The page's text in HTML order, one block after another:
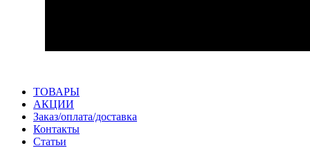
ТОВАРЫ
АКЦИИ
Заказ/оплата/доставка
Контакты
Статьи